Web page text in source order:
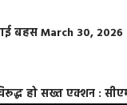
बहसMarch 30, 2026
हो सख्त एक्शन :